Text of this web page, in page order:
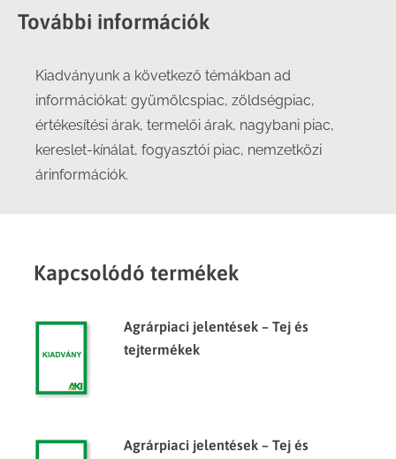
További információk
Kiadványunk a következő témákban ad
információkat: gyümölcspiac, zöldségpiac,
értékesítési árak, termelői árak, nagybani piac,
kereslet-kínálat, fogyasztói piac, nemzetközi
árinformációk.
Kapcsolódó termékek
Agrárpiaci jelentések – Tej és
tejtermékek
Agrárpiaci jelentések – Tej és